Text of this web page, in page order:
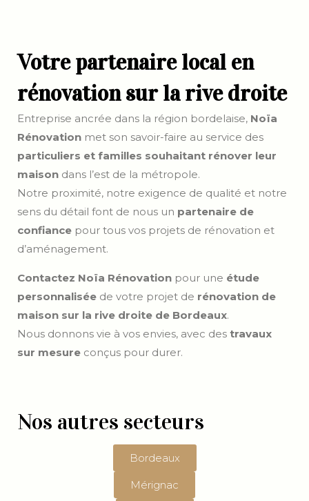
Votre partenaire local en
rénovation sur la rive droite
Entreprise ancrée dans la région bordelaise, Noïa
Rénovation met son savoir-faire au service des
particuliers et familles souhaitant rénover leur
maison dans l’est de la métropole.
Notre proximité, notre exigence de qualité et notre
sens du détail font de nous un partenaire de
confiance pour tous vos projets de rénovation et
d’aménagement.
Contactez Noïa Rénovation pour une étude
personnalisée de votre projet de rénovation de
maison sur la rive droite de Bordeaux.
Nous donnons vie à vos envies, avec des travaux
sur mesure conçus pour durer.
Nos autres secteurs
Bordeaux
Mérignac